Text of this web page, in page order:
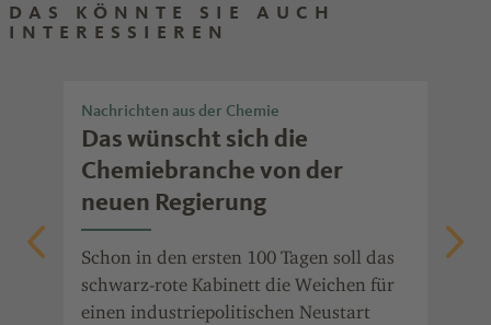
DAS KÖNNTE SIE AUCH
INTERESSIEREN
Nachrichten aus der Chemie
Das wünscht sich die
Chemiebranche von der
neuen Regierung
Schon in den ersten 100 Tagen soll das
schwarz-rote Kabinett die Weichen für
einen industriepolitischen Neustart